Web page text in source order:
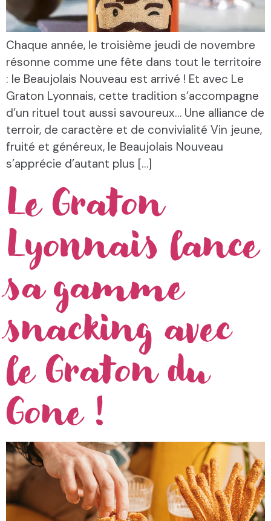
Chaque année, le troisième jeudi de novembre
résonne comme une fête dans tout le territoire
: le Beaujolais Nouveau est arrivé ! Et avec Le
Graton Lyonnais, cette tradition s’accompagne
d’un rituel tout aussi savoureux… Une alliance de
terroir, de caractère et de convivialité Vin jeune,
fruité et généreux, le Beaujolais Nouveau
s’apprécie d’autant plus […]
Le Graton
Lyonnais lance
sa gamme
snacking avec
le Graton du
Gone !